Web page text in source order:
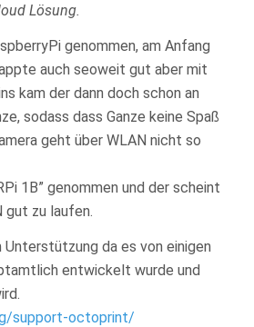
Lösung.
genommen, am Anfang
auch seoweit gut aber mit
kam der dann doch schon an
sodass dass Ganze keine Spaß
geht über WLAN nicht so
1B” genommen und der scheint
gut zu laufen.
da es von einigen
entwickelt wurde und
support-octoprint/